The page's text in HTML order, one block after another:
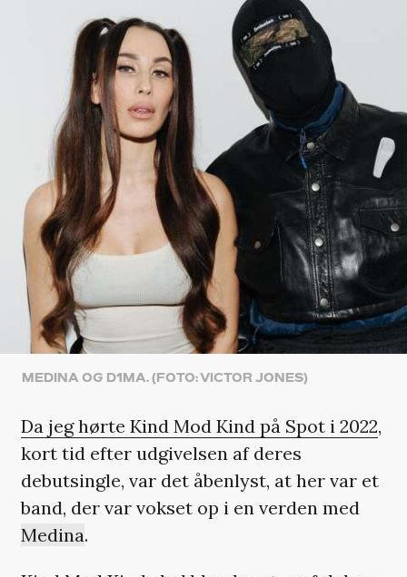
MEDINA OG D1MA. (FOTO: VICTOR JONES)
Da jeg hørte Kind Mod Kind på Spot i 2022,
kort tid efter udgivelsen af deres
debutsingle, var det åbenlyst, at her var et
band, der var vokset op i en verden med
Medina.